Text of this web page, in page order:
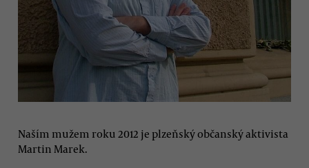
Naším mužem roku 2012 je plzeňský občanský aktivista
Martin Marek.